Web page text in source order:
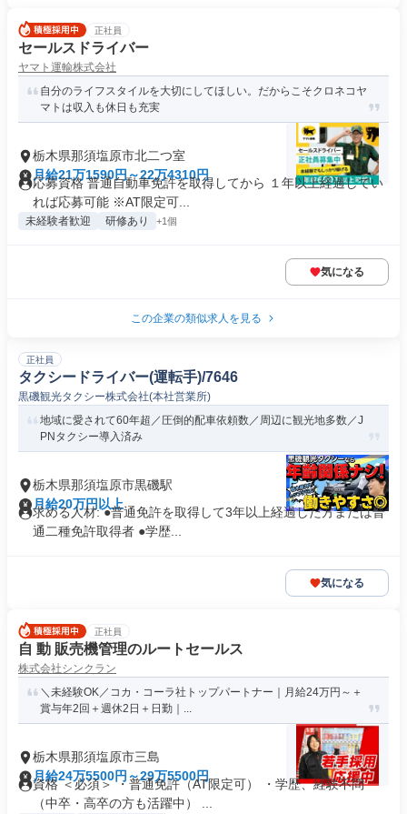
正社員
セールスドライバー
ヤマト運輸株式会社
自分のライフスタイルを大切にしてほしい。だからこそクロネコヤ
マトは収入も休日も充実
栃木県那須塩原市北二つ室
月給21万1590円～22万4310円
応募資格 普通自動車免許を取得してから １年以上経過してい
れば応募可能 ※AT限定可...
未経験者歓迎 研修あり +1個
気になる
この企業の類似求人を見る
正社員
タクシードライバー(運転手)/7646
黒磯観光タクシー株式会社(本社営業所)
地域に愛されて60年超／圧倒的配車依頼数／周辺に観光地多数／J
PNタクシー導入済み
栃木県那須塩原市黒磯駅
月給20万円以上
求める人材: ●普通免許を取得して3年以上経過した方または普
通二種免許取得者 ●学歴...
気になる
正社員
自 動 販売機管理のルートセールス
株式会社シンクラン
＼未経験OK／コカ・コーラ社トップパートナー｜月給24万円～＋
賞与年2回＋週休2日＋日勤｜...
栃木県那須塩原市三島
月給24万5500円～29万5500円
資格 ＜必須＞ ・普通免許（AT限定可） ・学歴、経験不問
（中卒・高卒の方も活躍中） ...